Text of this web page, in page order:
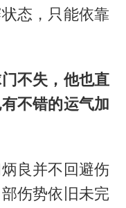
态，只能依靠
不失，他也直
不错的运气加
良并不回避伤
伤势依旧未完